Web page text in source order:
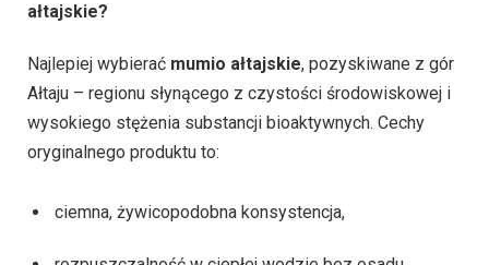
ałtajskie?
Najlepiej wybierać mumio ałtajskie, pozyskiwane z gór
Ałtaju – regionu słynącego z czystości środowiskowej i
wysokiego stężenia substancji bioaktywnych. Cechy
oryginalnego produktu to:
ciemna, żywicopodobna konsystencja,